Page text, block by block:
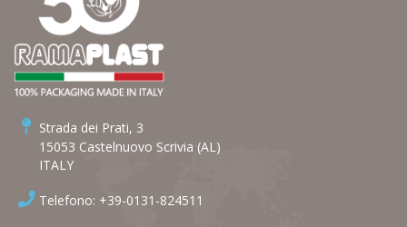
Strada dei Prati, 3
15053 Castelnuovo Scrivia (AL)
ITALY
Telefono: +39-0131-824511